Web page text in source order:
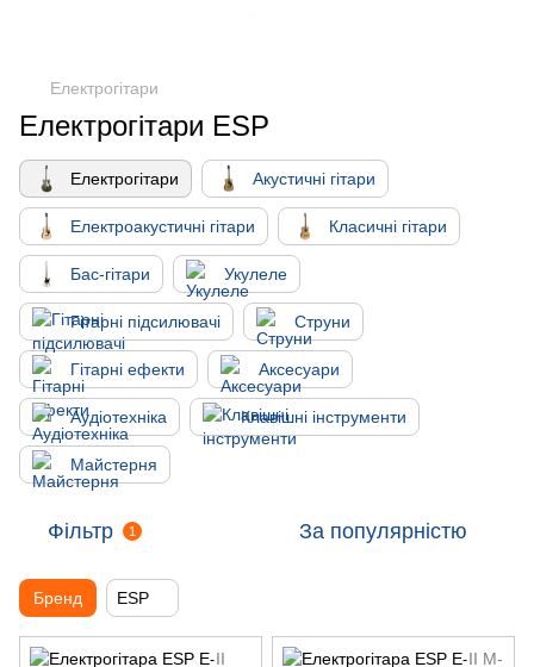
Електрогітари
Електрогітари ESP
Електрогітари Акустичні гітари
Електроакустичні гітари Класичні гітари
Бас-гітари Укулеле
Гітарні підсилювачі Струни
Гітарні ефекти Аксесуари
Аудіотехніка Клавішні інструменти
Майстерня
Фільтр 1 За популярністю
Бренд ESP